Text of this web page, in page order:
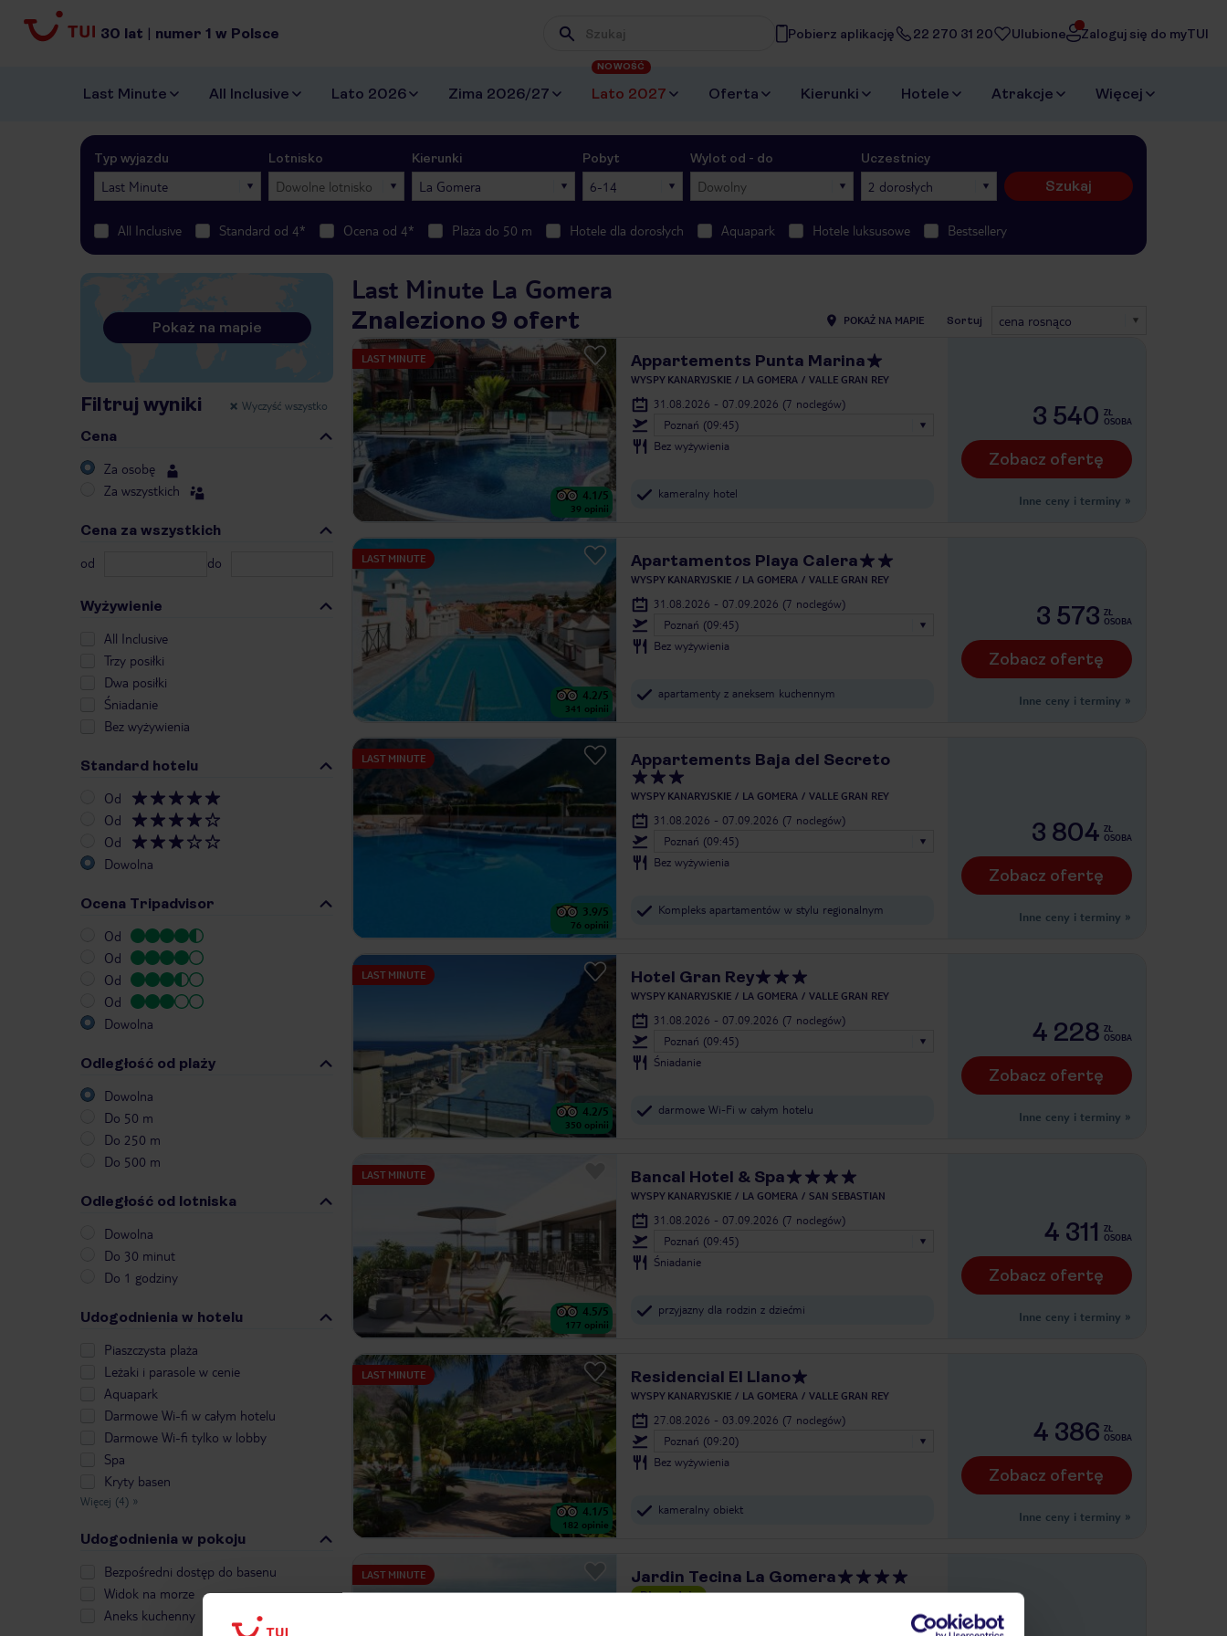
30 lat | numer 1 w Polsce Wpisz frazę, której szukasz
Pobierz aplikację 22 270 31 20 Ulubione Zaloguj się do myTUI
Last Minute All Inclusive Lato 2026 Zima 2026/27 Lato 2027
NOWOŚĆ
Oferta Kierunki Hotele Atrakcje Więcej
Typ wyjazdu
Last Minute
Lotnisko
Dowolne lotnisko
Kierunki
La Gomera
Pobyt
6-14
Wylot od - do
Dowolny
Uczestnicy
2 dorosłych Szukaj
All Inclusive Standard od 4* Ocena od 4* Plaża do 50 m Hotele dla dorosłych Aquapark Hotele luksusowe Bestsellery
Pokaż na mapie
Filtruj wyniki Wyczyść wszystko
Cena
Za osobę
Za wszystkich
Cena za wszystkich
od do
Wyżywienie
All Inclusive
Trzy posiłki
Dwa posiłki
Śniadanie
Bez wyżywienia
Standard hotelu
Od
Od
Od
Dowolna
Ocena Tripadvisor
Od
Od
Od
Od
Dowolna
Odległość od plaży
Dowolna
Do 50 m
Do 250 m
Do 500 m
Odległość od lotniska
Dowolna
Do 30 minut
Do 1 godziny
Udogodnienia w hotelu
Piaszczysta plaża
Leżaki i parasole w cenie
Aquapark
Darmowe Wi-fi w całym hotelu
Darmowe Wi-fi tylko w lobby
Spa
Kryty basen
Więcej (4) »
Udogodnienia w pokoju
Bezpośredni dostęp do basenu
Widok na morze
Aneks kuchenny
Last Minute La Gomera
Znaleziono 9 ofert POKAŻ NA MAPIE Sortuj cena rosnąco
LAST MINUTE
4.1/5
39 opinii
Appartements Punta Marina
WYSPY KANARYJSKIE LA GOMERA VALLE GRAN REY
31.08.2026 - 07.09.2026 (7 noclegów)
Poznań (09:45)
Bez wyżywienia
kameralny hotel
3 540 ZŁ
OSOBA
Zobacz ofertę
Inne ceny i terminy »
LAST MINUTE
4.2/5
341 opinii
Apartamentos Playa Calera
WYSPY KANARYJSKIE LA GOMERA VALLE GRAN REY
31.08.2026 - 07.09.2026 (7 noclegów)
Poznań (09:45)
Bez wyżywienia
apartamenty z aneksem kuchennym
3 573 ZŁ
OSOBA
Zobacz ofertę
Inne ceny i terminy »
LAST MINUTE
3.9/5
76 opinii
Appartements Baja del Secreto
WYSPY KANARYJSKIE LA GOMERA VALLE GRAN REY
31.08.2026 - 07.09.2026 (7 noclegów)
Poznań (09:45)
Bez wyżywienia
Kompleks apartamentów w stylu regionalnym
3 804 ZŁ
OSOBA
Zobacz ofertę
Inne ceny i terminy »
LAST MINUTE
4.2/5
350 opinii
Hotel Gran Rey
WYSPY KANARYJSKIE LA GOMERA VALLE GRAN REY
31.08.2026 - 07.09.2026 (7 noclegów)
Poznań (09:45)
Śniadanie
darmowe Wi-Fi w całym hotelu
4 228 ZŁ
OSOBA
Zobacz ofertę
Inne ceny i terminy »
LAST MINUTE
4.5/5
177 opinii
Bancal Hotel & Spa
WYSPY KANARYJSKIE LA GOMERA SAN SEBASTIAN
31.08.2026 - 07.09.2026 (7 noclegów)
Poznań (09:45)
Śniadanie
przyjazny dla rodzin z dziećmi
4 311
ZŁ
OSOBA
Zobacz ofertę
Inne ceny i terminy »
LAST MINUTE
4.1/5
182 opinie
Residencial El Llano
WYSPY KANARYJSKIE LA GOMERA VALLE GRAN REY
27.08.2026 - 03.09.2026 (7 noclegów)
Poznań (09:20)
Bez wyżywienia
kameralny obiekt
4 386 ZŁ
OSOBA
Zobacz ofertę
Inne ceny i terminy »
LAST MINUTE Jardin Tecina La Gomera
Dla rodzin